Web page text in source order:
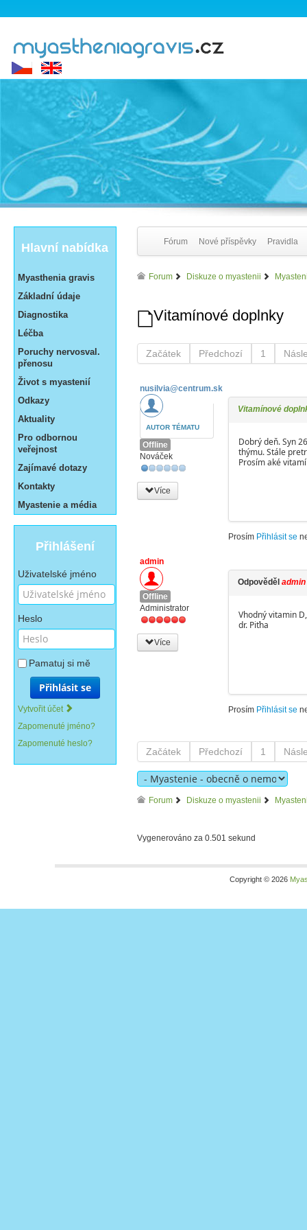
Hlavní nabídka
Myasthenia gravis
Základní údaje
Diagnostika
Léčba
Poruchy nervosval.
přenosu
Život s myastenií
Odkazy
Aktuality
Pro odbornou
veřejnost
Zajímavé dotazy
Kontakty
Myastenie a média
Přihlášení
Uživatelské jméno
Heslo
Pamatuj si mě
Přihlásit se
Vytvořit účet
Zapomenuté jméno?
Zapomenuté heslo?
Fórum Nové příspěvky Pravidla
Forum Diskuze o myastenii
Vitamínové doplnky
Začátek Předchozí 1
nusilvia@centrum.sk
AUTOR TÉMATU
Offline
Nováček
Více
Vitamínové
Dobrý deň. Syn
thýmu. Stále
Prosím aké
Prosím Přihlásit se
admin
Offline
Administrator
Více
Odpověděl admin
Vhodný vitamin
dr. Piťha
Prosím Přihlásit se
Začátek Předchozí 1
Forum Diskuze o myastenii
Vygenerováno za 0.501 sekund
Copyright © 2026